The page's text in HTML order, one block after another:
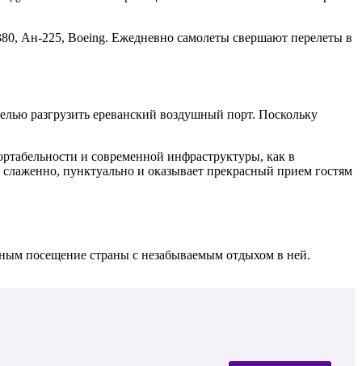
Ан-225, Boeing. Ежедневно самолеты свершают перелеты в
разгрузить ереванский воздушный порт. Поскольку
и современной инфраструктуры, как в
пунктуально и оказывает прекрасный прием гостям
посещение страны с незабываемым отдыхом в ней.